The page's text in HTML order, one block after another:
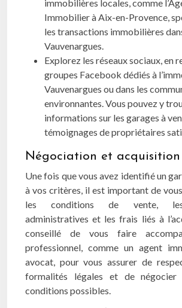
immobilières locales, comme
Immobilier à Aix-en-Provence,
les transactions immobilières
Vauvenargues.
Explorez les réseaux sociaux, en
groupes Facebook dédiés à
Vauvenargues ou dans les
environnantes. Vous pouvez y
informations sur les garages à
témoignages de propriétaires
Négociation et acquisition
Une fois que vous avez identifié un
à vos critères, il est important de
les conditions de vente, les
administratives et les frais liés à
conseillé de vous faire
professionnel, comme un agent
avocat, pour vous assurer de
formalités légales et de négocier
conditions possibles.